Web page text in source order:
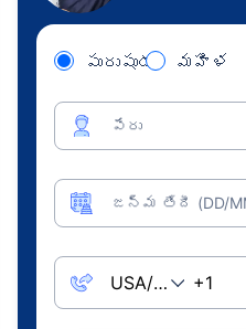
పురుషుడు మహిళ
పేరు
జన్మ తేదీ (DD/